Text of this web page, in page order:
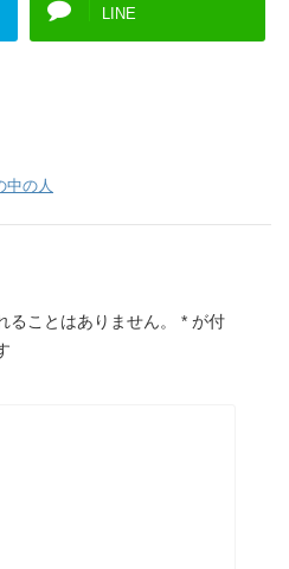
LINE
中の人
ことはありません。 * が付